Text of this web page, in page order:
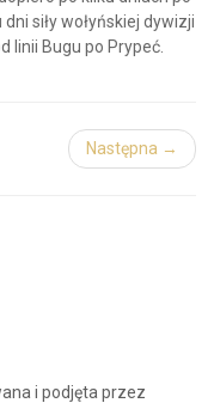
siły wołyńskiej dywizji
linii Bugu po Prypeć.
Następna →
i podjęta przez